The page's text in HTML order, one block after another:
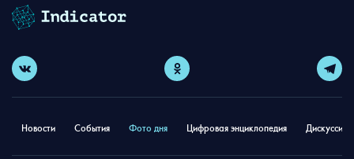
Новости События Фото дня Цифровая энциклопедия